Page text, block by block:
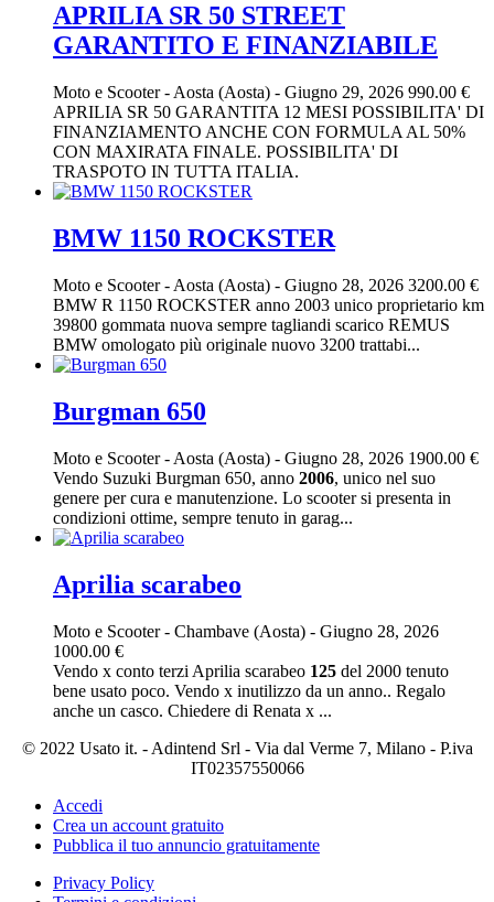
APRILIA SR 50 STREET
GARANTITO E FINANZIABILE
Moto e Scooter- Aosta (Aosta) - Giugno 29, 2026 990.00 €
APRILIA SR 50 GARANTITA 12 MESI POSSIBILITA' DI
FINANZIAMENTO ANCHE CON FORMULA AL 50%
CON MAXIRATA FINALE. POSSIBILITA' DI
TRASPOTO IN TUTTA ITALIA.
BMW 1150 ROCKSTER
Moto e Scooter- Aosta (Aosta) - Giugno 28, 2026 3200.00 €
BMW R 1150 ROCKSTER anno 2003 unico proprietario km
39800 gommata nuova sempre tagliandi scarico REMUS
BMW omologato più originale nuovo 3200 trattabi...
Burgman 650
Moto e Scooter- Aosta (Aosta) - Giugno 28, 2026 1900.00 €
Vendo Suzuki Burgman 650, anno 2006, unico nel suo
genere per cura e manutenzione. Lo scooter si presenta in
condizioni ottime, sempre tenuto in garag...
Aprilia scarabeo
Moto e Scooter- Chambave (Aosta) - Giugno 28, 2026
1000.00 €
Vendo x conto terzi Aprilia scarabeo 125 del 2000 tenuto
bene usato poco. Vendo x inutilizzo da un anno.. Regalo
anche un casco. Chiedere di Renata x ...
© 2022 Usato it. - Adintend Srl - Via dal Verme 7, Milano - P.iva
IT02357550066
Accedi
Crea un account gratuito
Pubblica il tuo annuncio gratuitamente
Privacy Policy